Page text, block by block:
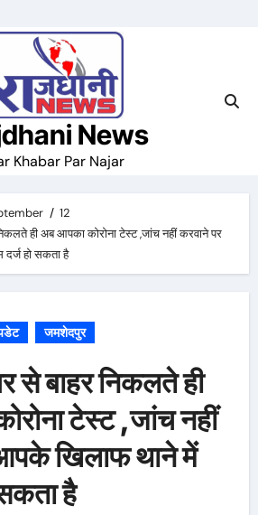
News
Khabar Par Najar
12
ही अब आपका कोरोना टेस्ट ,जांच नहीं करवाने पर
हो सकता है
जमशेदपुर
से बाहर निकलते ही
टेस्ट ,जांच नहीं
खिलाफ थाने में
है